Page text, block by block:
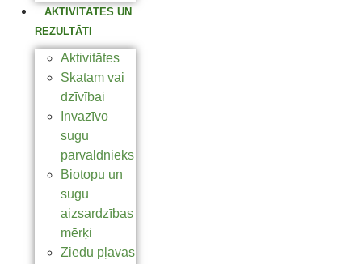
AKTIVITĀTES UN
REZULTĀTI
Aktivitātes
Skatam vai
dzīvībai
Invazīvo
sugu
pārvaldnieks
Biotopu un
sugu
aizsardzības
mērķi
Ziedu pļavas